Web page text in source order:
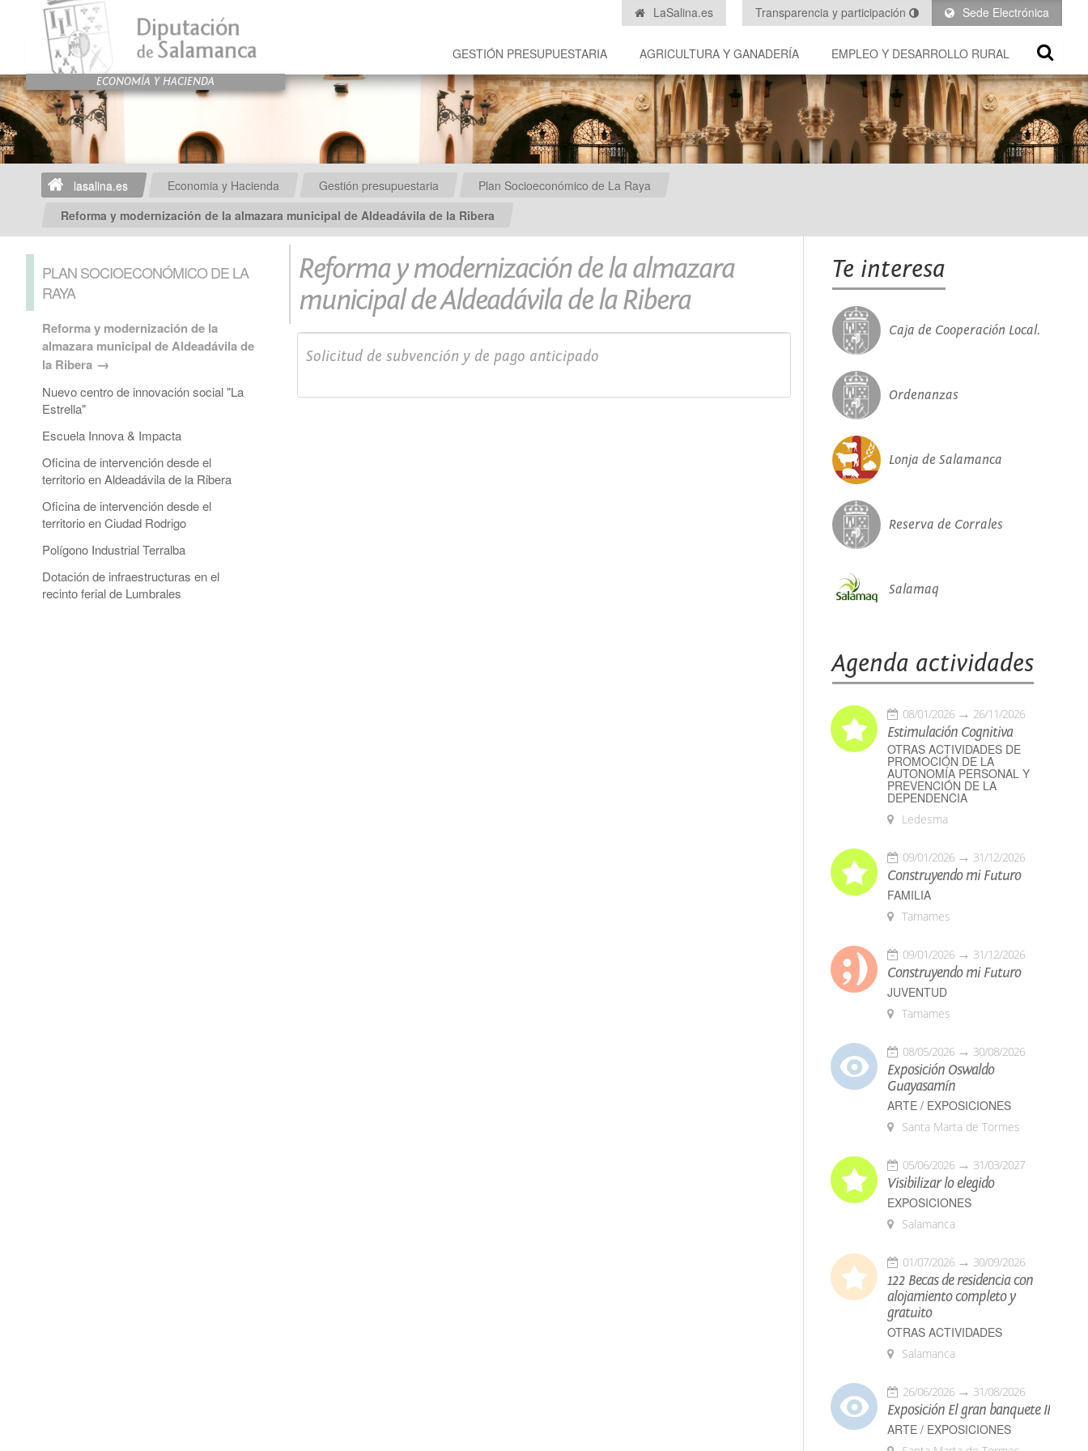
Sede Electrónica
Transparencia y participación
LaSalina.es
GESTIÓN PRESUPUESTARIA AGRICULTURA Y GANADERÍA EMPLEO Y DESARROLLO RURAL
lasalina.es Economia y Hacienda Gestión presupuestaria
Plan Socioeconómico de La Raya
Reforma y modernización de la almazara municipal de Aldeadávila de la Ribera
PLAN SOCIOECONÓMICO DE LA
RAYA
Reforma y modernización de la
almazara municipal de Aldeadávila de
la Ribera
Nuevo centro de innovación social "La
Estrella"
Escuela Innova & Impacta
Oficina de intervención desde el
territorio en Aldeadávila de la Ribera
Oficina de intervención desde el
territorio en Ciudad Rodrigo
Polígono Industrial Terralba
Dotación de infraestructuras en el
recinto ferial de Lumbrales
Reforma y modernización de la almazara
municipal de Aldeadávila de la Ribera
Solicitud de subvención y de pago anticipado
Te interesa
Caja de Cooperación Local.
Ordenanzas
Lonja de Salamanca
Reserva de Corrales
Salamaq
Agenda actividades
08/01/2026 26/11/2026
Estimulación Cognitiva
OTRAS ACTIVIDADES DE
PROMOCIÓN DE LA
AUTONOMÍA PERSONAL Y
PREVENCIÓN DE LA
DEPENDENCIA
Ledesma
09/01/2026 31/12/2026
Construyendo mi Futuro
FAMILIA
Tamames
09/01/2026 31/12/2026
Construyendo mi Futuro
JUVENTUD
Tamames
08/05/2026 30/08/2026
Exposición Oswaldo
Guayasamín
ARTE / EXPOSICIONES
Santa Marta de Tormes
05/06/2026 31/03/2027
Visibilizar lo elegido
EXPOSICIONES
Salamanca
01/07/2026 30/09/2026
122 Becas de residencia con
alojamiento completo y
gratuito
OTRAS ACTIVIDADES
Salamanca
26/06/2026 31/08/2026
Exposición El gran banquete II
ARTE / EXPOSICIONES